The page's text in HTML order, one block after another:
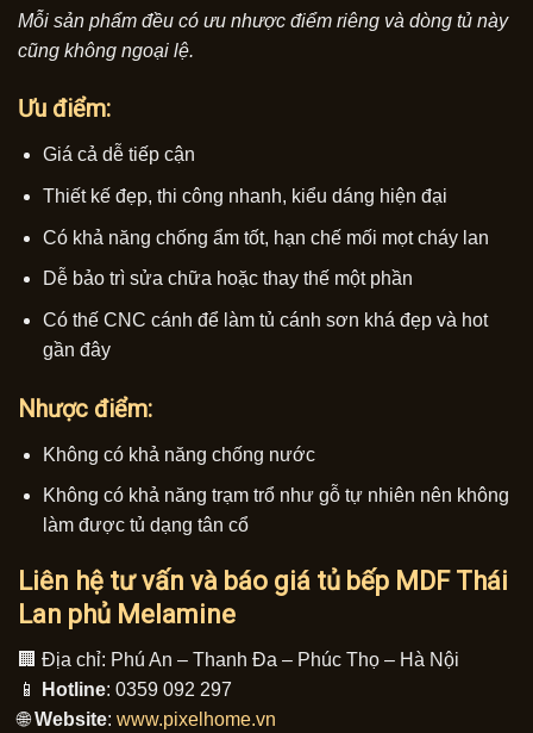
Mỗi sản phẩm đều có ưu nhược điểm riêng và dòng tủ này
cũng không ngoại lệ.
Ưu điểm:
Giá cả dễ tiếp cận
Thiết kế đẹp, thi công nhanh, kiểu dáng hiện đại
Có khả năng chống ẩm tốt, hạn chế mối mọt cháy lan
Dễ bảo trì sửa chữa hoặc thay thế một phần
Có thế CNC cánh để làm tủ cánh sơn khá đẹp và hot
gần đây
Nhược điểm:
Không có khả năng chống nước
Không có khả năng trạm trổ như gỗ tự nhiên nên không
làm được tủ dạng tân cổ
Liên hệ tư vấn và báo giá tủ bếp MDF Thái
Lan phủ Melamine
🏢 Địa chỉ: Phú An – Thanh Đa – Phúc Thọ – Hà Nội
📱
Hotline: 0359 092 297
🌐Website: www.pixelhome.vn